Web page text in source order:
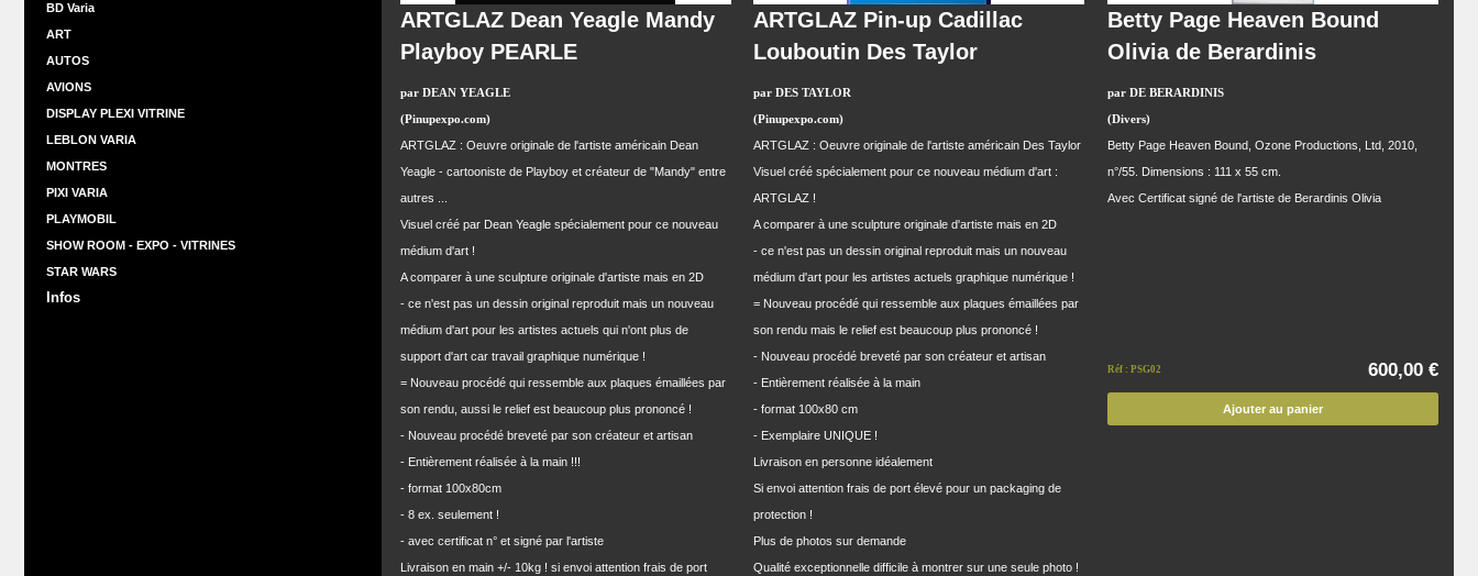
BD Varia
ART
AUTOS
AVIONS
DISPLAY PLEXI VITRINE
LEBLON VARIA
MONTRES
PIXI VARIA
PLAYMOBIL
SHOW ROOM - EXPO - VITRINES
STAR WARS
Infos
ARTGLAZ Dean Yeagle Mandy
Playboy PEARLE
par DEAN YEAGLE
(Pinupexpo.com)
ARTGLAZ : Oeuvre originale de l'artiste américain Dean
Yeagle - cartooniste de Playboy et créateur de "Mandy" entre
autres ...
Visuel créé par Dean Yeagle spécialement pour ce nouveau
médium d'art !
A comparer à une sculpture originale d'artiste mais en 2D
- ce n'est pas un dessin original reproduit mais un nouveau
médium d'art pour les artistes actuels qui n'ont plus de
support d'art car travail graphique numérique !
= Nouveau procédé qui ressemble aux plaques émaillées par
son rendu, aussi le relief est beaucoup plus prononcé !
- Nouveau procédé breveté par son créateur et artisan
- Entièrement réalisée à la main !!!
- format 100x80cm
- 8 ex. seulement !
- avec certificat n° et signé par l'artiste
Livraison en main +/- 10kg ! si envoi attention frais de port
ARTGLAZ Pin-up Cadillac
Louboutin Des Taylor
par DES TAYLOR
(Pinupexpo.com)
ARTGLAZ : Oeuvre originale de l'artiste américain Des Taylor
Visuel créé spécialement pour ce nouveau médium d'art :
ARTGLAZ !
A comparer à une sculpture originale d'artiste mais en 2D
- ce n'est pas un dessin original reproduit mais un nouveau
médium d'art pour les artistes actuels graphique numérique !
= Nouveau procédé qui ressemble aux plaques émaillées par
son rendu mais le relief est beaucoup plus prononcé !
- Nouveau procédé breveté par son créateur et artisan
- Entièrement réalisée à la main
- format 100x80 cm
- Exemplaire UNIQUE !
Livraison en personne idéalement
Si envoi attention frais de port élevé pour un packaging de
protection !
Plus de photos sur demande
Qualité exceptionnelle difficile à montrer sur une seule photo !
Betty Page Heaven Bound
Olivia de Berardinis
par DE BERARDINIS
(Divers)
Betty Page Heaven Bound, Ozone Productions, Ltd, 2010,
n°/55. Dimensions : 111 x 55 cm.
Avec Certificat signé de l'artiste de Berardinis Olivia
Réf : PSG02 600,00 €
Ajouter au panier